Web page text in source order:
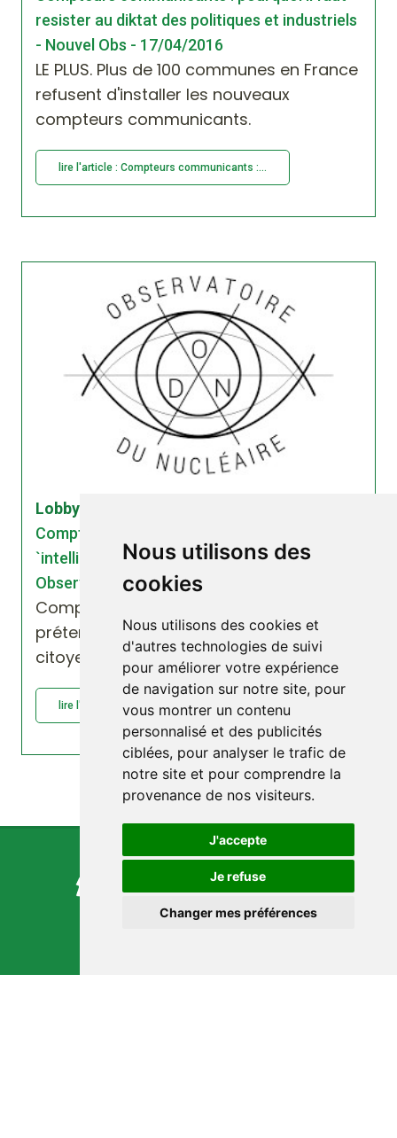
Nous utilisons des
cookies
Nous utilisons des cookies et
d'autres technologies de suivi
pour améliorer votre expérience
de navigation sur notre site, pour
vous montrer un contenu
personnalisé et des publicités
ciblées, pour analyser le trafic de
notre site et pour comprendre la
provenance de nos visiteurs.
J'accepte
Je refuse
Changer mes préférences
resister au diktat des politiques et industriels
- Nouvel Obs - 17/04/2016
LE PLUS. Plus de 100 communes en France
refusent d'installer les nouveaux
compteurs communicants.
lire l'article : Compteurs communicants :...
Lobbying | 02/12/2015
Compteurs Linky et Gazpar : prétendus
`intelligents`… pour berner les citoyens -
Observatoire du nucléaire - 02/12/2015
Compteurs Linky et Gazpar:
prétendus "intelligents"… pour berner les
citoyens
lire l'article : Compteurs Linky et Gazpar :...